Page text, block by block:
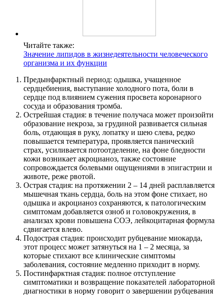
Читайте также:
Значение липидов в жизнедеятельности человеческого
организма и их функции
Предынфарктный период: одышка, учащенное
сердцебиения, выступание холодного пота, боли в
сердце под влиянием сужения просвета коронарного
сосуда и образования тромба.
Острейшая стадия: в течение получаса может произойти
образование некроза, за грудиной развивается сильная
боль, отдающая в руку, лопатку и шею слева, редко
повышается температура, проявляется панический
страх, усиливается потоотделение, на фоне бледности
кожи возникает акроцианоз, также состояние
сопровождается болевыми ощущениями в эпигастрии и
животе, реже рвотой.
Острая стадия: на протяжении 2 – 14 дней расплавляется
мышечная ткань сердца, боль на этом фоне стихает, но
одышка и акроцианоз сохраняются, к патологическим
симптомам добавляется озноб и головокружения, в
анализах крови повышена СОЭ, лейкоцитарная формула
сдвигается влево.
Подострая стадия: происходит рубцевание миокарда,
этот процесс может затянуться на 1 – 2 месяца, за
которые стихают все клинические симптомы
заболевания, состояние медленно приходит в норму.
Постинфарктная стадия: полное отступление
симптоматики и возвращение показателей лабораторной
диагностики в норму говорит о завершении рубцевания